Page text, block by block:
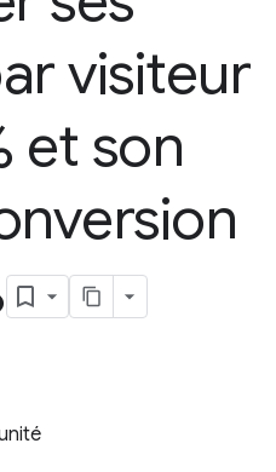
visiteur
et son